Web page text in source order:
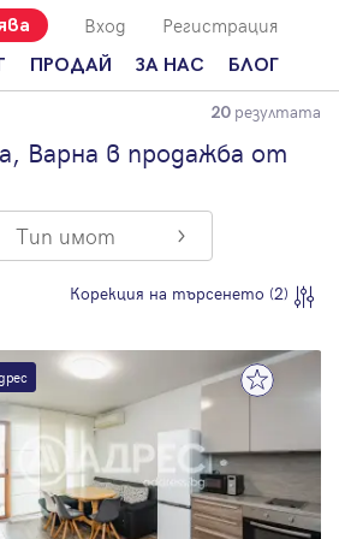
Вход Регистрация
ПРОДАЙ
имот с
Адрес?
ЗА НАС
Наши офиси
Кариери
Кои сме ние?
Мениджмънт
Address Run
Франчайз
Често
задавани
въпроси
БЛОГ
За продавачи
За купувачи
Ипотечно
наемодатели
наематели
Анализ на
пазара
Новини
20резултата
Варна в продажба от
Тип имот
Корекция на търсенето (2)